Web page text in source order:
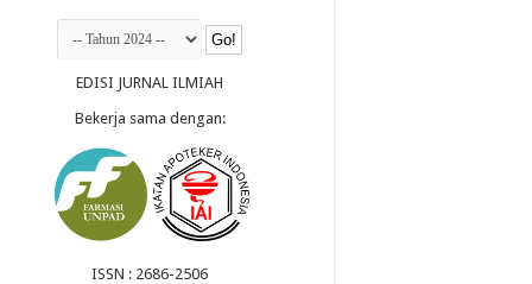
EDISI JURNAL ILMIAH
Bekerja sama dengan:
ISSN : 2686-2506